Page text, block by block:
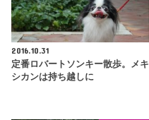
2016.10.31
定番ロバートソンキー散歩。メキ
シカンは持ち越しに